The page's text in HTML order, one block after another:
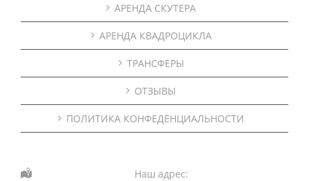
АРЕНДА СКУТЕРА
АРЕНДА КВАДРОЦИКЛА
ТРАНСФЕРЫ
ОТЗЫВЫ
ПОЛИТИКА КОНФЕДЕНЦИАЛЬНОСТИ
Наш адрес: